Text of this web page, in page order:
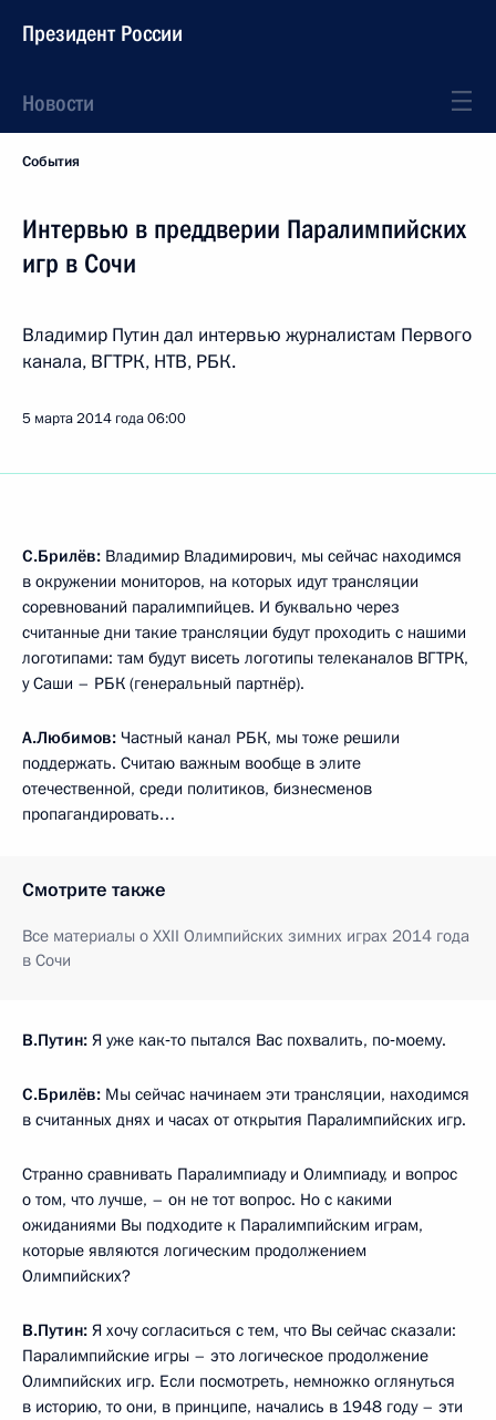
Президент России
Новости
События
Интервью в преддверии Паралимпийских
игр в Сочи
Владимир Путин дал интервью журналистам Первого
канала, ВГТРК, НТВ, РБК.
5 марта 2014 года06:00
С.Брилёв: Владимир Владимирович, мы сейчас находимся
в окружении мониторов, на которых идут трансляции
соревнований паралимпийцев. И буквально через
считанные дни такие трансляции будут проходить с нашими
логотипами: там будут висеть логотипы телеканалов ВГТРК,
у Саши – РБК (генеральный партнёр).
А.Любимов: Частный канал РБК, мы тоже решили
поддержать. Считаю важным вообще в элите
отечественной, среди политиков, бизнесменов
пропагандировать…
Смотрите также
Все материалы о ХХII Олимпийских зимних играх 2014 года
в Сочи
В.Путин: Я уже как‑то пытался Вас похвалить, по‑моему.
С.Брилёв: Мы сейчас начинаем эти трансляции, находимся
в считанных днях и часах от открытия Паралимпийских игр.
Странно сравнивать Паралимпиаду и Олимпиаду, и вопрос
о том, что лучше, – он не тот вопрос. Но с какими
ожиданиями Вы подходите к Паралимпийским играм,
которые являются логическим продолжением
Олимпийских?
В.Путин: Я хочу согласиться с тем, что Вы сейчас сказали:
Паралимпийские игры – это логическое продолжение
Олимпийских игр. Если посмотреть, немножко оглянуться
в историю, то они, в принципе, начались в 1948 году – эти